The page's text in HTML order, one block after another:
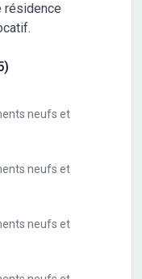
résidence
neufs et
neufs et
neufs et